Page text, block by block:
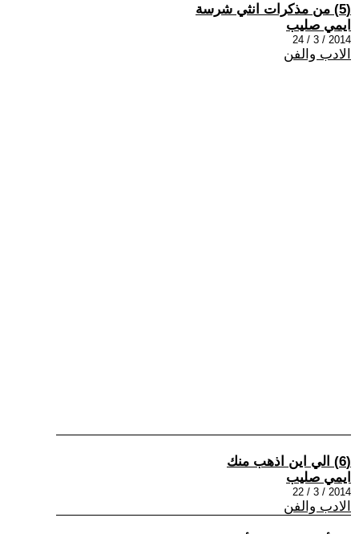
(5) من مذكرات انثي شرسة
ايمي صليب
2014 / 3 / 24
الادب والفن
(6) الي اين اذهب منك
ايمي صليب
2014 / 3 / 22
الادب والفن